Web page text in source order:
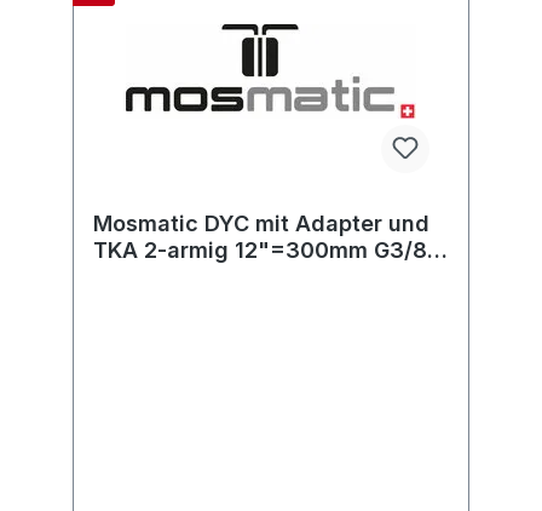
Mosmatic DYC mit Adapter und
TKA 2-armig 12"=300mm G3/8"-